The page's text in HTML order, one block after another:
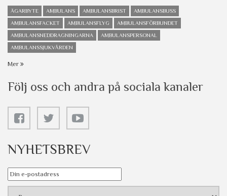
ÄGARBYTE AMBULANS AMBULANSBRIST
AMBULANSBUSS
AMBULANSFACKET
AMBULANSFLYG
AMBULANSFÖRBUNDET
AMBULANSNEDDRAGNINGARNA
AMBULANSPERSONAL
AMBULANSSJUKVÅRDEN
Mer
Följ oss och andra på sociala kanaler
NYHETSBREV